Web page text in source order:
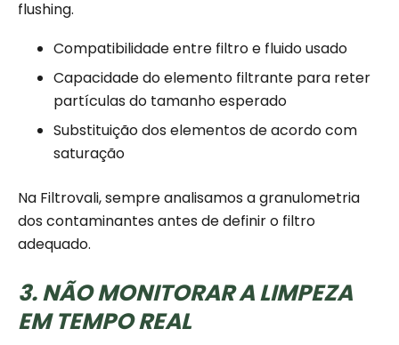
flushing.
Compatibilidade entre filtro e fluido usado
Capacidade do elemento filtrante para reter
partículas do tamanho esperado
Substituição dos elementos de acordo com
saturação
Na Filtrovali, sempre analisamos a granulometria
dos contaminantes antes de definir o filtro
adequado.
3. NÃO MONITORAR A LIMPEZA
EM TEMPO REAL